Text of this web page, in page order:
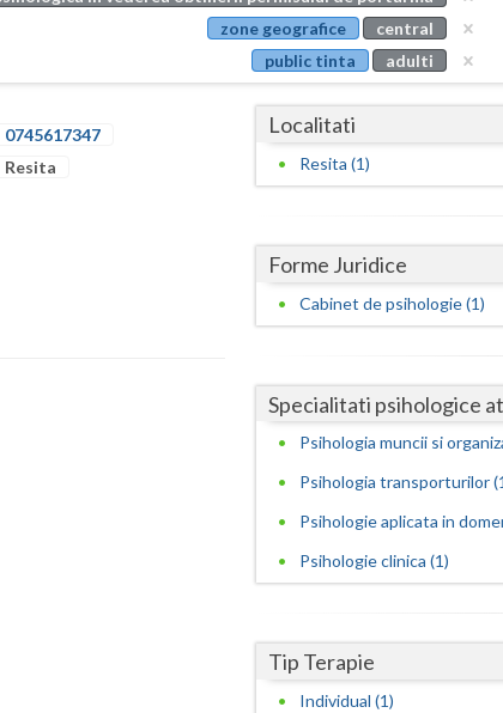
Buzau
Calarasi
Caras-
Galati
Giurgiu
Gorj
Iasi
zone geografice
central
public tinta
adulti
0745617347
Resita
Localitati
Resita (1)
Forme Juridice
Cabinet de psihologie (1)
Specialitati psihologice
Psihologia muncii si
Psihologia transporturilor
Psihologie aplicata in
Psihologie clinica (1)
Tip Terapie
Individual (1)